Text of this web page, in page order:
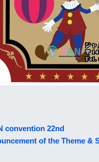
convention 22nd
of the Theme &